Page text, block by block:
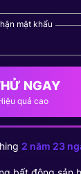
mật khẩu
NGAY
quả cao
2 năm 23